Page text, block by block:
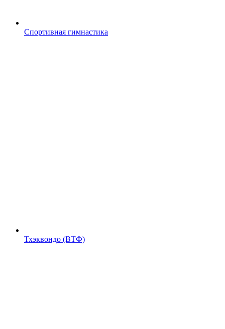
Спортивная гимнастика
Тхэквондо (ВТФ)